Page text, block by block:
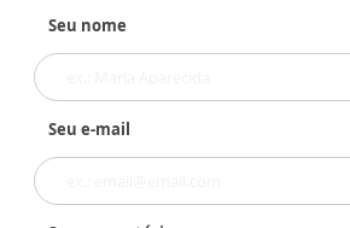
Seu nome
Seu e-mail